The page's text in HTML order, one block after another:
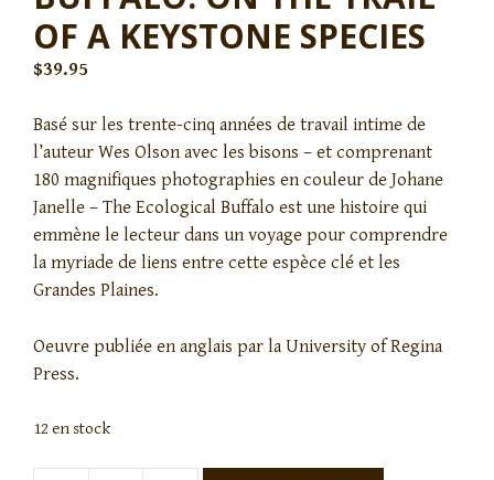
OF A KEYSTONE SPECIES
$39.95
Basé sur les trente-cinq années de travail intime de
l’auteur Wes Olson avec les bisons – et comprenant
180 magnifiques photographies en couleur de Johane
Janelle – The Ecological Buffalo est une histoire qui
emmène le lecteur dans un voyage pour comprendre
la myriade de liens entre cette espèce clé et les
Grandes Plaines.
Oeuvre publiée en anglais par la University of Regina
Press.
12 en stock